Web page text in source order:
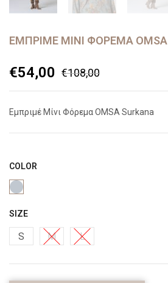
ΕΜΠΡΙΜΈ ΜΊΝΙ ΦΌΡΕΜΑ OMSA
€108,00
€54,00
Εμπριμέ Μίνι Φόρεμα OMSA Surkana
COLOR
SIZE
S M L